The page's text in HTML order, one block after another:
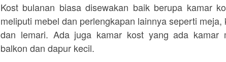
Kost bulanan biasa disewakan baik berupa kamar
meliputi mebel dan perlengkapan lainnya seperti
dan lemari. Ada juga kamar kost yang ada kamar
balkon dan dapur kecil.